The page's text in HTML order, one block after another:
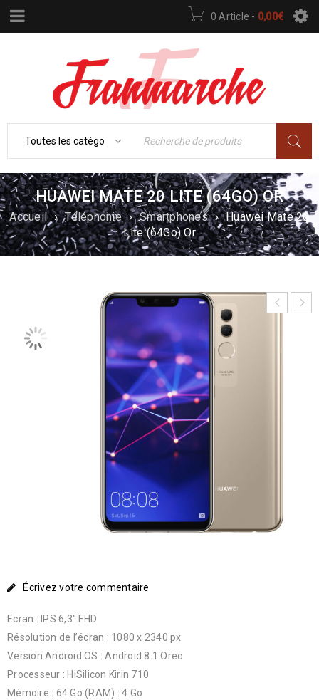
0 Article - 0,00€
HUAWEI MATE 20 LITE (64GO) OR
Accueil › Téléphonie › Smartphones › Huawei Mate 20
Lite (64Go) Or
Écrivez votre commentaire
Ecran : IPS 6,3″ FHD
Résolution de l’écran : 1080 x 2340 px
Version Android OS : Android 8.1 Oreo
Processeur : HiSilicon Kirin 710
Mémoire : 64 Go (RAM) : 4 Go